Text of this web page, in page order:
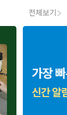
전체보기